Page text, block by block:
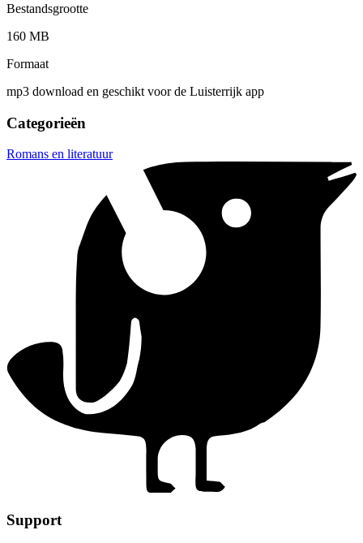
Bestandsgrootte
160 MB
Formaat
mp3 download en geschikt voor de Luisterrijk app
Categorieën
Romans en literatuur
Support